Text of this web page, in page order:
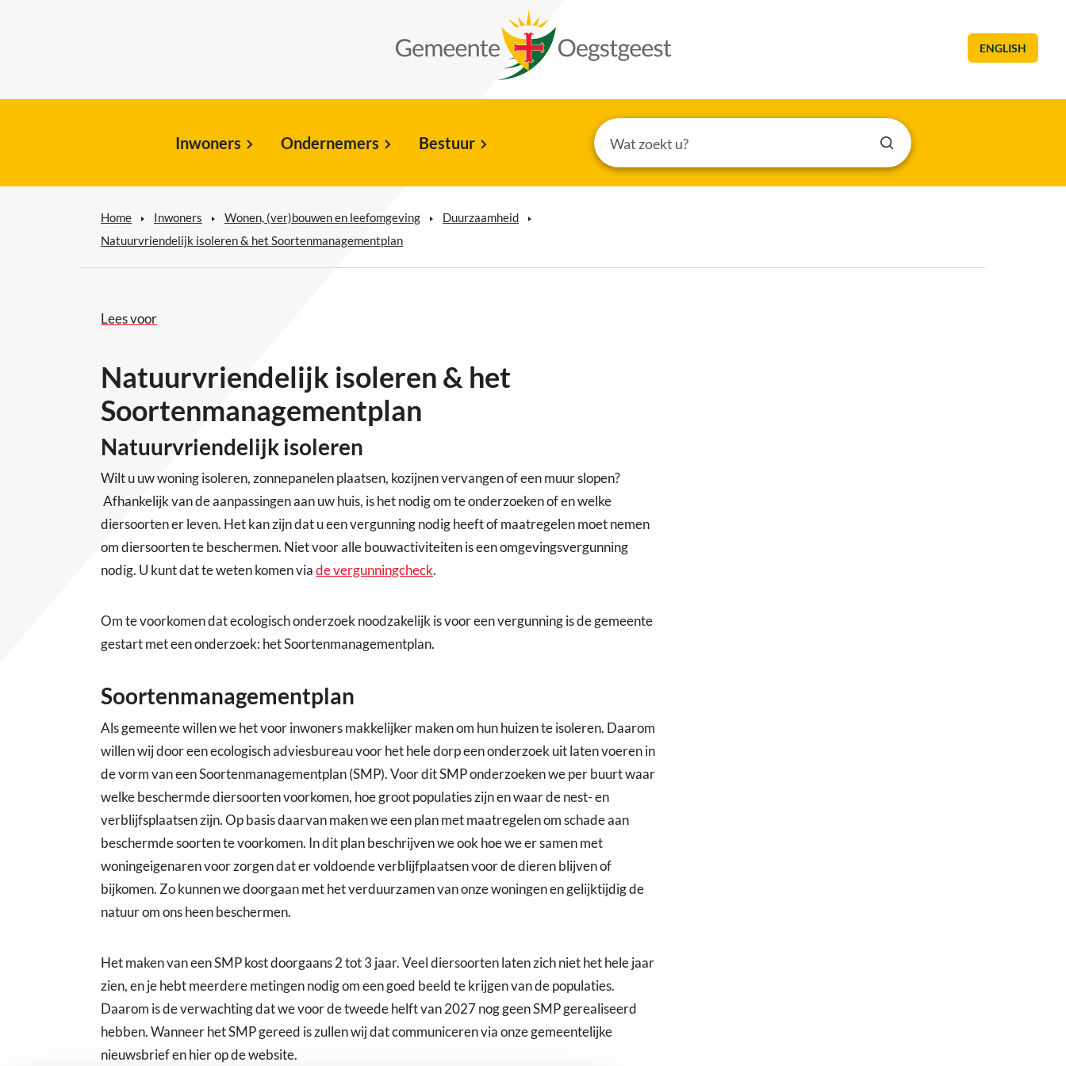
ENGLISH
Inwoners Ondernemers Bestuur
Home Inwoners Wonen, (ver)bouwen en leefomgeving
Duurzaamheid
Natuurvriendelijk isoleren & het Soortenmanagementplan
Lees voor
Natuurvriendelijk isoleren & het
Soortenmanagementplan
Natuurvriendelijk isoleren
Wilt u uw woning isoleren, zonnepanelen plaatsen, kozijnen vervangen of een muur slopen?
Afhankelijk van de aanpassingen aan uw huis, is het nodig om te onderzoeken of en welke
diersoorten er leven. Het kan zijn dat u een vergunning nodig heeft of maatregelen moet nemen
om diersoorten te beschermen. Niet voor alle bouwactiviteiten is een omgevingsvergunning
nodig. U kunt dat te weten komen viade vergunningcheck.
Om te voorkomen dat ecologisch onderzoek noodzakelijk is voor een vergunning is de gemeente
gestart met een onderzoek: het Soortenmanagementplan.
Soortenmanagementplan
Als gemeente willen we het voor inwoners makkelijker maken om hun huizen te isoleren. Daarom
willen wij door een ecologisch adviesbureau voor het hele dorp een onderzoek uit laten voeren in
de vorm van een Soortenmanagementplan (SMP). Voor dit SMP onderzoeken we per buurt waar
welke beschermde diersoorten voorkomen, hoe groot populaties zijn en waar de nest- en
verblijfsplaatsen zijn. Op basis daarvan maken we een plan met maatregelen om schade aan
beschermde soorten te voorkomen. In dit plan beschrijven we ook hoe we er samen met
woningeigenaren voor zorgen dat er voldoende verblijfplaatsen voor de dieren blijven of
bijkomen. Zo kunnen we doorgaan met het verduurzamen van onze woningen en gelijktijdig de
natuur om ons heen beschermen.
Het maken van een SMP kost doorgaans 2 tot 3 jaar. Veel diersoorten laten zich niet het hele jaar
zien, en je hebt meerdere metingen nodig om een goed beeld te krijgen van de populaties.
Daarom is de verwachting dat we voor de tweede helft van 2027 nog geen SMP gerealiseerd
hebben. Wanneer het SMP gereed is zullen wij dat communiceren via onze gemeentelijke
nieuwsbrief en hier op de website.